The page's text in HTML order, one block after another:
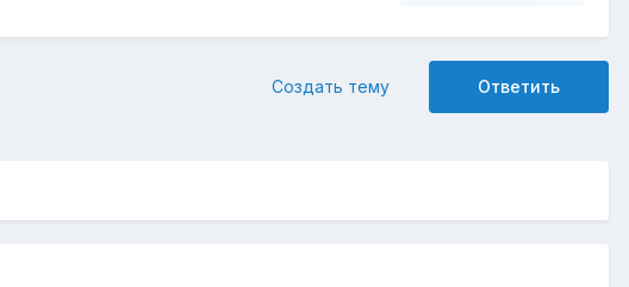
Ответить
Создать тему